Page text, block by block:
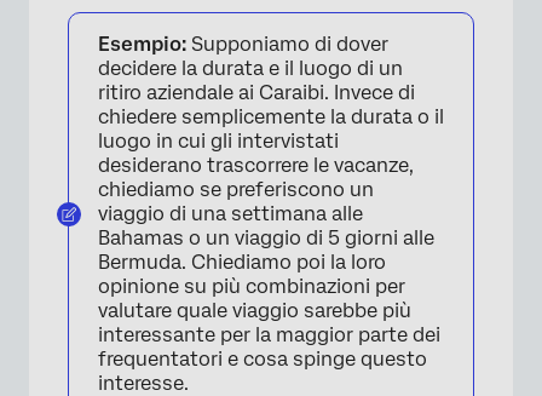
Esempio: Supponiamo di dover
decidere la durata e il luogo di un
ritiro aziendale ai Caraibi. Invece di
chiedere semplicemente la durata o il
luogo in cui gli intervistati
desiderano trascorrere le vacanze,
chiediamo se preferiscono un
viaggio di una settimana alle
Bahamas o un viaggio di 5 giorni alle
Bermuda. Chiediamo poi la loro
opinione su più combinazioni per
valutare quale viaggio sarebbe più
interessante per la maggior parte dei
frequentatori e cosa spinge questo
interesse.